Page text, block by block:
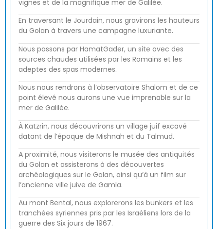
vignes et de la magnifique mer de Galilée.
En traversant le Jourdain, nous gravirons les hauteurs
du Golan à travers une campagne luxuriante.
Nous passons par HamatGader, un site avec des
sources chaudes utilisées par les Romains et les
adeptes des spas modernes.
Nous nous rendrons à l’observatoire Shalom et de ce
point élevé nous aurons une vue imprenable sur la
mer de Galilée.
À Katzrin, nous découvrirons un village juif excavé
datant de l’époque de Mishnah et du Talmud.
A proximité, nous visiterons le musée des antiquités
du Golan et assisterons à des découvertes
archéologiques sur le Golan, ainsi qu’à un film sur
l’ancienne ville juive de Gamla.
Au mont Bental, nous explorerons les bunkers et les
tranchées syriennes pris par les Israéliens lors de la
guerre des Six jours de 1967.